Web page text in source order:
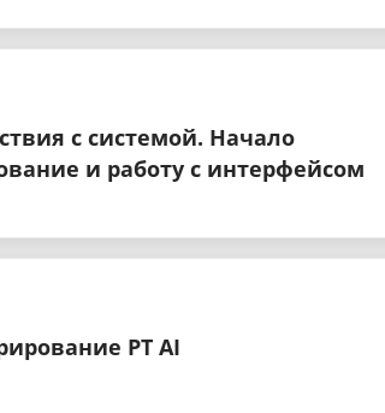
с системой. Начало
и работу с интерфейсом
PT AI